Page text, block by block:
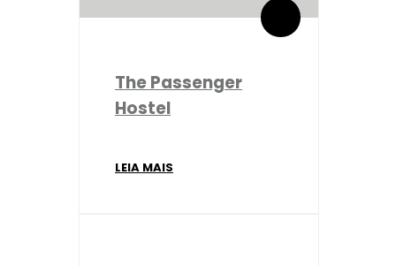
The Passenger
Hostel
LEIA MAIS